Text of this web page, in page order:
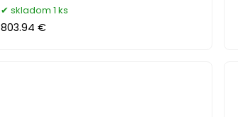
skladom 1 ks
803.94 €